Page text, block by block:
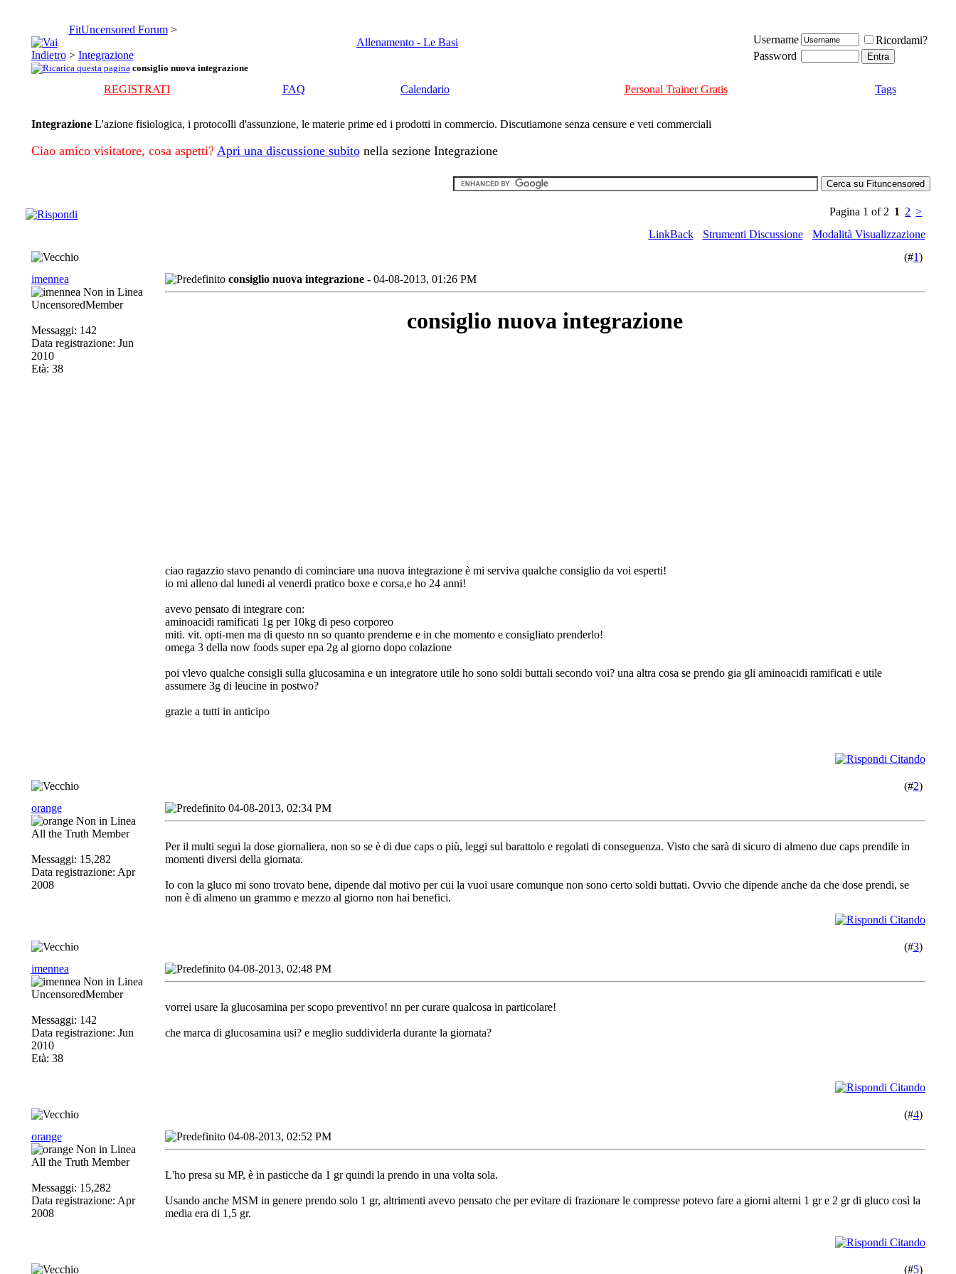
FitUncensored Forum >
Allenamento - Le Basi
> Integrazione
consiglio nuova integrazione
Username
Ricordami?
Password
REGISTRATI FAQ Calendario Personal Trainer Gratis Tags
Integrazione L'azione fisiologica, i protocolli d'assunzione, le materie prime ed i prodotti in commercio. Discutiamone senza censure e veti commerciali
Ciao amico visitatore, cosa aspetti? Apri una discussione subitonella sezione Integrazione
Pagina 1 of 2 1 2 >
LinkBack
Strumenti Discussione
Modalità Visualizzazione
(#1)
imennea
UncensoredMember
Messaggi: 142
Data registrazione: Jun
2010
Età: 38
consiglio nuova integrazione - 04-08-2013, 01:26 PM
consiglio nuova integrazione
ciao ragazzio stavo penando di cominciare una nuova integrazione è mi serviva qualche consiglio da voi esperti!
io mi alleno dal lunedi al venerdi pratico boxe e corsa,e ho 24 anni!
avevo pensato di integrare con:
aminoacidi ramificati 1g per 10kg di peso corporeo
miti. vit. opti-men ma di questo nn so quanto prenderne e in che momento e consigliato prenderlo!
omega 3 della now foods super epa 2g al giorno dopo colazione
poi vlevo qualche consigli sulla glucosamina e un integratore utile ho sono soldi buttali secondo voi? una altra cosa se prendo gia gli aminoacidi ramificati e utile
assumere 3g di leucine in postwo?
grazie a tutti in anticipo
(#2)
orange
All the Truth Member
Messaggi: 15,282
Data registrazione: Apr
2008
04-08-2013, 02:34 PM
Per il multi segui la dose giornaliera, non so se è di due caps o più, leggi sul barattolo e regolati di conseguenza. Visto che sarà di sicuro di almeno due caps prendile in
momenti diversi della giornata.
Io con la gluco mi sono trovato bene, dipende dal motivo per cui la vuoi usare comunque non sono certo soldi buttati. Ovvio che dipende anche da che dose prendi, se
non è di almeno un grammo e mezzo al giorno non hai benefici.
(#3)
imennea
UncensoredMember
Messaggi: 142
Data registrazione: Jun
2010
Età: 38
04-08-2013, 02:48 PM
vorrei usare la glucosamina per scopo preventivo! nn per curare qualcosa in particolare!
che marca di glucosamina usi? e meglio suddividerla durante la giornata?
(#4)
orange
All the Truth Member
Messaggi: 15,282
Data registrazione: Apr
2008
04-08-2013, 02:52 PM
L'ho presa su MP, è in pasticche da 1 gr quindi la prendo in una volta sola.
Usando anche MSM in genere prendo solo 1 gr, altrimenti avevo pensato che per evitare di frazionare le compresse potevo fare a giorni alterni 1 gr e 2 gr di gluco così la
media era di 1,5 gr.
(#5)